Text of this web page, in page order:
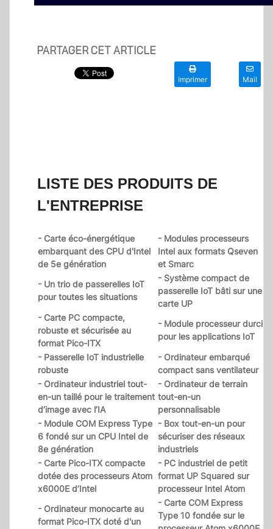
PARTAGER CET ARTICLE
Imprimer Mail
LISTE DES PRODUITS DE
L'ENTREPRISE
- Carte éco-énergétique
embarquant des CPU d'Intel
de 5e génération
- Modules processeurs
Intel aux formats Qseven
et Smarc
- Un trio de passerelles IoT
pour toutes les situations
- Système compact de
passerelle IoT bâti sur une
carte UP
- Carte PC compacte,
robuste et sécurisée au
format Pico-ITX
- Module processeur durci
pour les applications IoT
- Passerelle IoT industrielle
robuste
- Ordinateur embarqué
compact sans ventilateur
- Ordinateur industriel tout-
en-un taillé pour le traitement
d’image avec l’IA
- Ordinateur de terrain
tout-en-un
personnalisable
- Module COM Express Type
6 fondé sur un CPU Intel de
8e génération
- Box tout-en-un pour
sécuriser des réseaux
industriels
- Carte Pico-ITX compacte
dotée des processeurs Atom
x6000E d’Intel
- PC industriel de petit
format UP Squared sur
processeur Intel Atom
- Ordinateur monocarte au
format Pico-ITX doté d'un
- Carte COM Express
Type 10 fondée sur le